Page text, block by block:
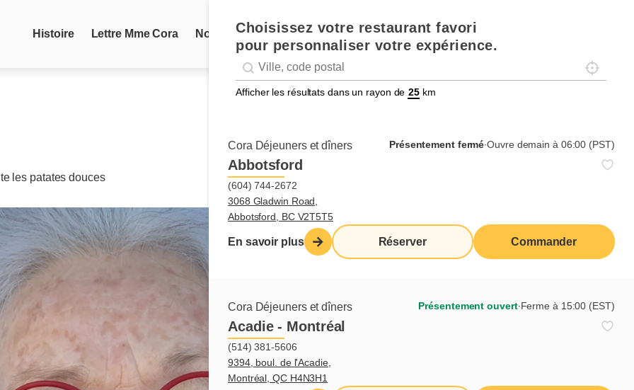
Choisissez votre restaurant favori
pour personnaliser votre expérience.
Geolocation
Géolocalisation Localisez-
Afficher les résultats dans un rayon de km
Cora Déjeuners et dîners Présentement fermé∙Ouvre demain à 06:00 (PST)
Abbotsford
(604) 744-2672
3068 Gladwin Road,
Abbotsford, BC V2T5T5
En savoir plus Réserver Commander
Cora Déjeuners et dîners Présentement ouvert∙Ferme à 15:00 (EST)
Acadie - Montréal
(514) 381-5606
9394, boul. de l'Acadie,
Montréal, QC H4N3H1
Histoire Lettre Mme Cora Nouvelles Recettes
les patates douces